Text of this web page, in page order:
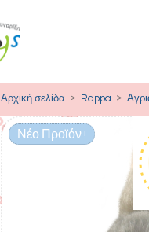
Αρχική σελίδα > Rappa >
Νέο Προϊόν !